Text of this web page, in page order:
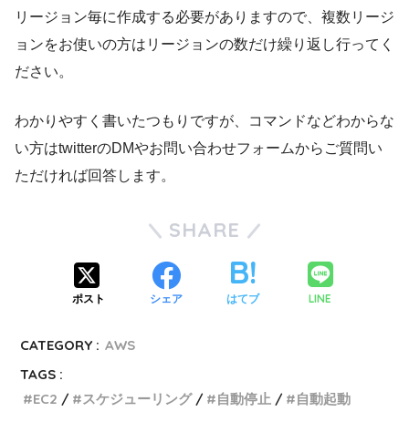
リージョン毎に作成する必要がありますので、複数リージ
ョンをお使いの方はリージョンの数だけ繰り返し行ってく
ださい。
わかりやすく書いたつもりですが、コマンドなどわからな
い方はtwitterのDMやお問い合わせフォームからご質問い
ただければ回答します。
SHARE
ポスト シェア はてブ LINE
CATEGORY : AWS
TAGS :
EC2
スケジューリング 自動停止 自動起動